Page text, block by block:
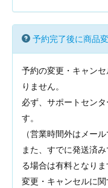
予約完了後に商品
予約の変更・キャン
りません。
必ず、サポートセン
す。
（営業時間外はメー
また、すでに発送済
る場合は有料となりま
変更・キャンセルに